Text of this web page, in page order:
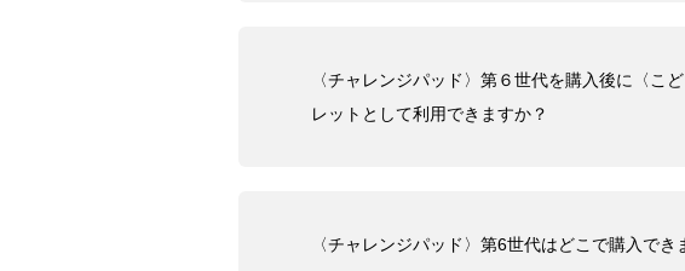
〈チャレンジパッド〉第６世代を購入後に〈こ
レットとして利用できますか？
〈チャレンジパッド〉第6世代はどこで購入でき